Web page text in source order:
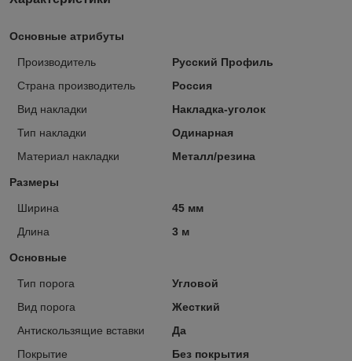
Основные атрибуты
Производитель
Русский Профиль
Страна производитель
Россия
Вид накладки
Накладка-уголок
Тип накладки
Одинарная
Материал накладки
Металл/резина
Размеры
Ширина
45 мм
Длина
3 м
Основные
Тип порога
Угловой
Вид порога
Жесткий
Антискользящие вставки
Да
Покрытие
Без покрытия